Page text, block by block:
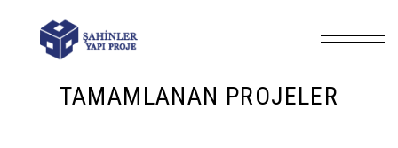
Anasayfa Portfolio Categories
TAMAMLANAN PROJELER